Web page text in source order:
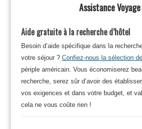
Assistance Voyage
Aide gratuite à la recherche d’hôtel
Besoin d’aide spécifique dans la
votre séjour ? Confiez-nous la sélection
périple américain. Vous économiserez
recherche, serez sûr d’avoir des
vos exigences et dans votre budget, et
cela ne vous coûte rien !